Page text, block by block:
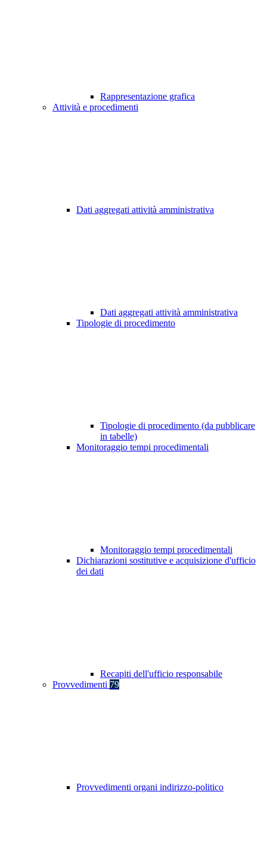
Rappresentazione grafica
Attività e procedimenti
Dati aggregati attività amministrativa
Dati aggregati attività amministrativa
Tipologie di procedimento
Tipologie di procedimento (da pubblicare
in tabelle)
Monitoraggio tempi procedimentali
Monitoraggio tempi procedimentali
Dichiarazioni sostitutive e acquisizione d'ufficio
dei dati
Recapiti dell'ufficio responsabile
Provvedimenti 79
Provvedimenti organi indirizzo-politico